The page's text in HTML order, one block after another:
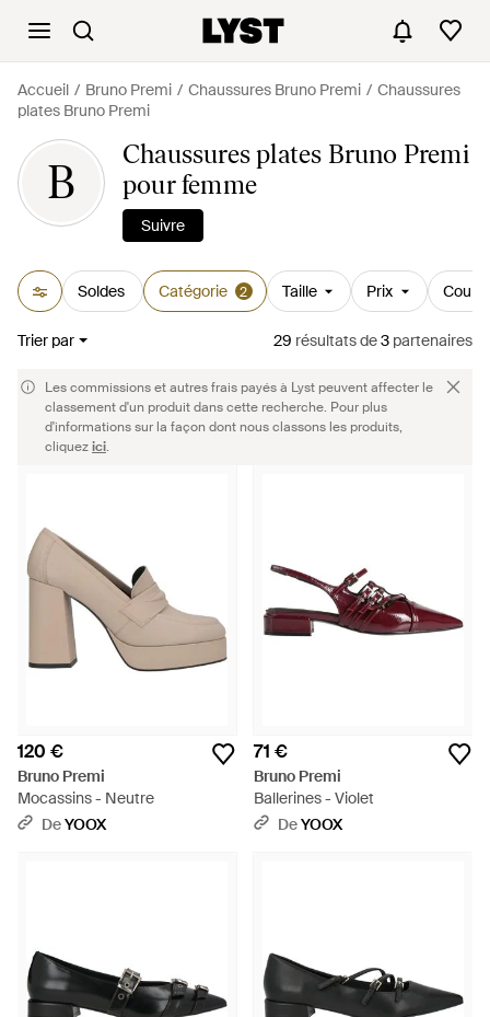
Accueil Bruno Premi Chaussures Bruno Premi
Chaussures
plates Bruno Premi
B
Chaussures plates Bruno Premi
pour femme
Suivre
Soldes Catégorie 2 Taille Prix
Trier par 29 résultatsde3 partenaires
Les commissions et autres frais payés à Lyst peuvent affecter le
classement d'un produit dans cette recherche. Pour plus
d'informations sur la façon dont nous classons les produits,
cliquezici.
120 €
Bruno Premi
Mocassins - Neutre
DeYOOX
71 €
Bruno Premi
Ballerines - Violet
DeYOOX